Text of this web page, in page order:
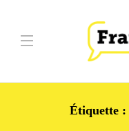
Étiquette :